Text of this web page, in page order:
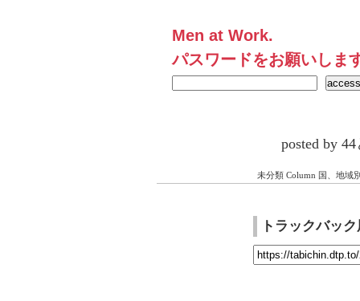
Men at Work.
パスワードをお願いしま
posted by
未分類 Column 国、地域
トラックバッ